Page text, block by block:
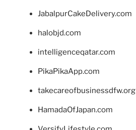
JabalpurCakeDelivery.com
halobjd.com
intelligenceqatar.com
PikaPikaApp.com
takecareofbusinessdfw.org
HamadaOfJapan.com